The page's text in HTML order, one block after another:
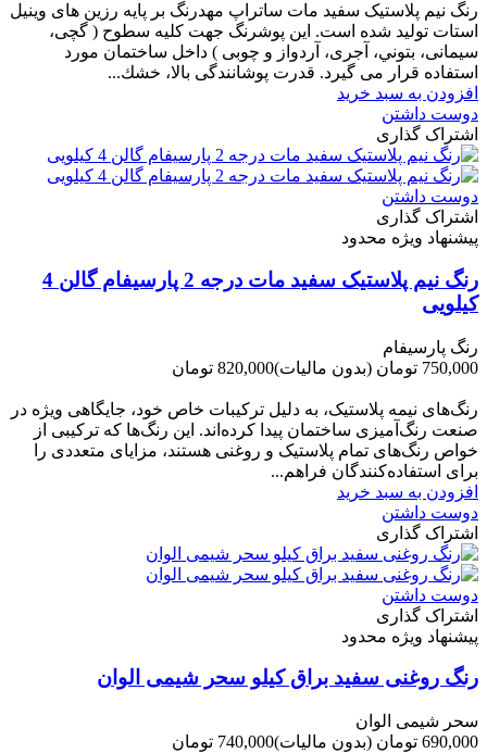
رنگ نیم پلاستیک سفید مات ساتراپ مهدرنگ بر پایه رزین های وینیل
استات تولید شده است. این پوشرنگ جهت کلیه سطوح ( گچی،
سیمانی، بتوني، آجری، آردواز و چوبی ) داخل ساختمان مورد
استفاده قرار می گیرد. قدرت پوشانندگی بالا، خشك...
افزودن به سبد خرید
دوست داشتن
اشتراک گذاری
دوست داشتن
اشتراک گذاری
پیشنهاد ویژه محدود
رنگ نیم پلاستیک سفید مات درجه 2 پارسیفام گالن 4
کیلویی
رنگ پارسیفام
750,000 تومان
(بدون مالیات)820,000 تومان
رنگ‌های نیمه پلاستیک، به دلیل ترکیبات خاص خود، جایگاهی ویژه در
صنعت رنگ‌آمیزی ساختمان پیدا کرده‌اند. این رنگ‌ها که ترکیبی از
خواص رنگ‌های تمام پلاستیک و روغنی هستند، مزایای متعددی را
برای استفاده‌کنندگان فراهم...
افزودن به سبد خرید
دوست داشتن
اشتراک گذاری
دوست داشتن
اشتراک گذاری
پیشنهاد ویژه محدود
رنگ روغنی سفید براق کیلو سحر شیمی الوان
سحر شیمی الوان
690,000 تومان
(بدون مالیات)740,000 تومان